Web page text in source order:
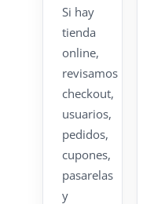
Si hay
tienda
online,
revisamos
checkout,
usuarios,
pedidos,
cupones,
pasarelas
y